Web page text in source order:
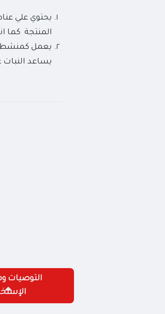
المنتجة كما
يعمل كمنشط
يساعد
التوصيات